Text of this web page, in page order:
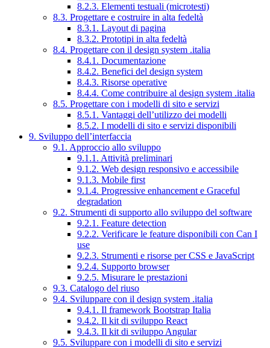
8.2.3. Elementi testuali (microtesti)
8.3. Progettare e costruire in alta fedeltà
8.3.1. Layout di pagina
8.3.2. Prototipi in alta fedeltà
8.4. Progettare con il design system .italia
8.4.1. Documentazione
8.4.2. Benefici del design system
8.4.3. Risorse operative
8.4.4. Come contribuire al design system .italia
8.5. Progettare con i modelli di sito e servizi
8.5.1. Vantaggi dell’utilizzo dei modelli
8.5.2. I modelli di sito e servizi disponibili
9. Sviluppo dell’interfaccia
9.1. Approccio allo sviluppo
9.1.1. Attività preliminari
9.1.2. Web design responsivo e accessibile
9.1.3. Mobile first
9.1.4. Progressive enhancement e Graceful
degradation
9.2. Strumenti di supporto allo sviluppo del software
9.2.1. Feature detection
9.2.2. Verificare le feature disponibili con Can I
use
9.2.3. Strumenti e risorse per CSS e JavaScript
9.2.4. Supporto browser
9.2.5. Misurare le prestazioni
9.3. Catalogo del riuso
9.4. Sviluppare con il design system .italia
9.4.1. Il framework Bootstrap Italia
9.4.2. Il kit di sviluppo React
9.4.3. Il kit di sviluppo Angular
9.5. Sviluppare con i modelli di sito e servizi